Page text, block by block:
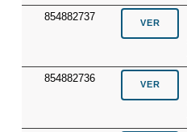
854882737
854882736